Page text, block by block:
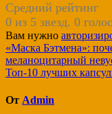
Средний рейтинг
0 из 5 звезд. 0
Вам нужно
Навигация
по
«Маска Бэтмена»:
меланоцитарный
Топ-10 лучших
От Admin